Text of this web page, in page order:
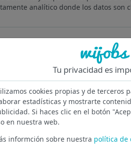
analítico donde los datos son
Ver más ofertas
Tu privacidad es
cookies propias y de terceros
estadísticas y mostrarte
Si haces clic en el botón
en nuestra web.
informción sobre nuestra política de